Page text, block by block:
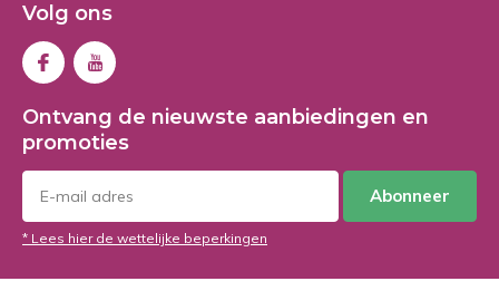
Volg ons
Ontvang de nieuwste aanbiedingen en
promoties
Abonneer
* Lees hier de wettelijke beperkingen